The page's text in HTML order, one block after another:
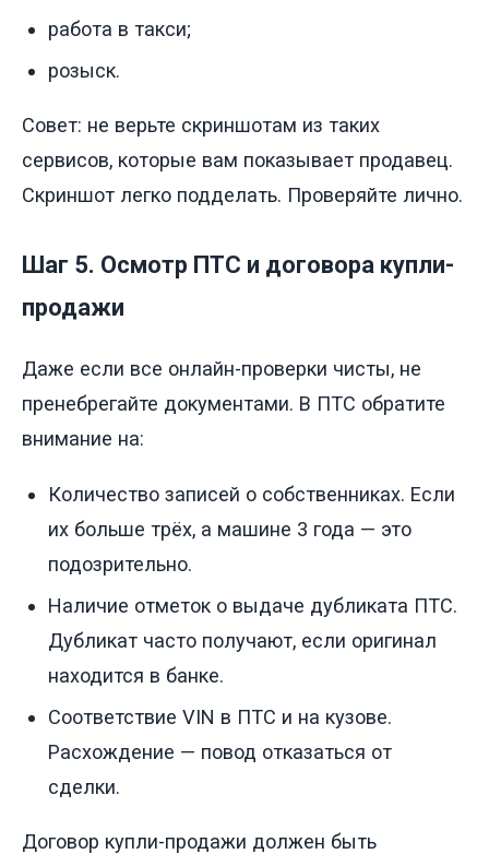
работа в такси;
розыск.
Совет: не верьте скриншотам из таких
сервисов, которые вам показывает продавец.
Скриншот легко подделать. Проверяйте лично.
Шаг 5. Осмотр ПТС и договора купли-
продажи
Даже если все онлайн-проверки чисты, не
пренебрегайте документами. В ПТС обратите
внимание на:
Количество записей о собственниках. Если
их больше трёх, а машине 3 года — это
подозрительно.
Наличие отметок о выдаче дубликата ПТС.
Дубликат часто получают, если оригинал
находится в банке.
Соответствие VIN в ПТС и на кузове.
Расхождение — повод отказаться от
сделки.
Договор купли-продажи должен быть